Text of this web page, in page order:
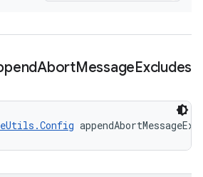
AbortMessageExcludes